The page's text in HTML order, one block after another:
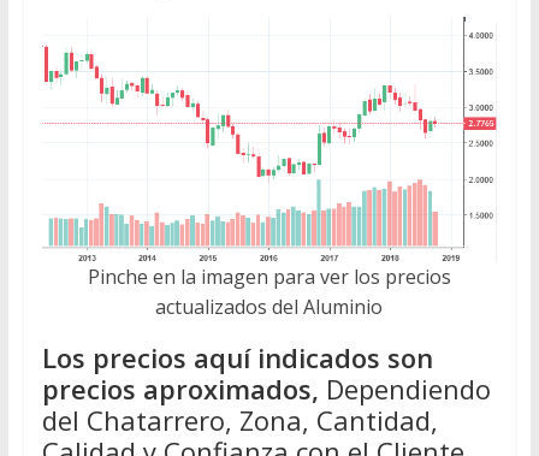
Pinche en la imagen para ver los precios
actualizados del Aluminio
Los precios aquí indicados son
precios aproximados, Dependiendo
del Chatarrero, Zona, Cantidad,